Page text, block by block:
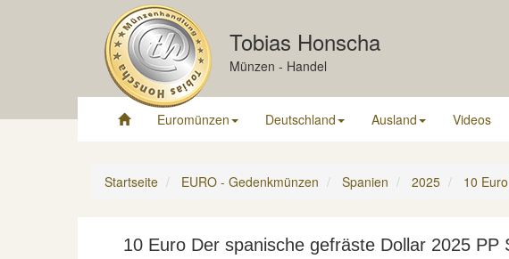
Tobias Honscha
Münzen - Handel
Euromünzen Deutschland Ausland Videos
Startseite EURO - Gedenkmünzen Spanien 2025 10
10 Euro Der spanische gefräste Dollar 2025 PP